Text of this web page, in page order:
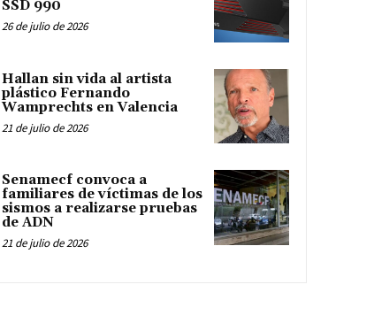
SSD 990
26 de julio de 2026
Hallan sin vida al artista
plástico Fernando
Wamprechts en Valencia
21 de julio de 2026
Senamecf convoca a
familiares de víctimas de los
sismos a realizarse pruebas
de ADN
21 de julio de 2026